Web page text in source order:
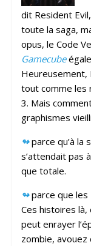
dit Resident
toute la saga,
opus, le Code
Gamecube
Heureusement,
tout comme les
3. Mais
graphismes
↬parce qu’à la
s’attendait pas
que totale.
↬ parce que
Ces histoires
peut enrayer
zombie, avouez